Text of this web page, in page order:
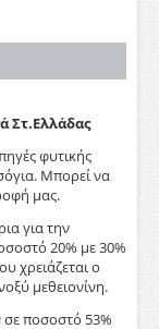
Στ.Ελλάδας
φυτικής
Μπορεί να
μας.
για την
20% με 30%
χρειάζεται ο
μεθειονίνη.
ποσοστό 53%